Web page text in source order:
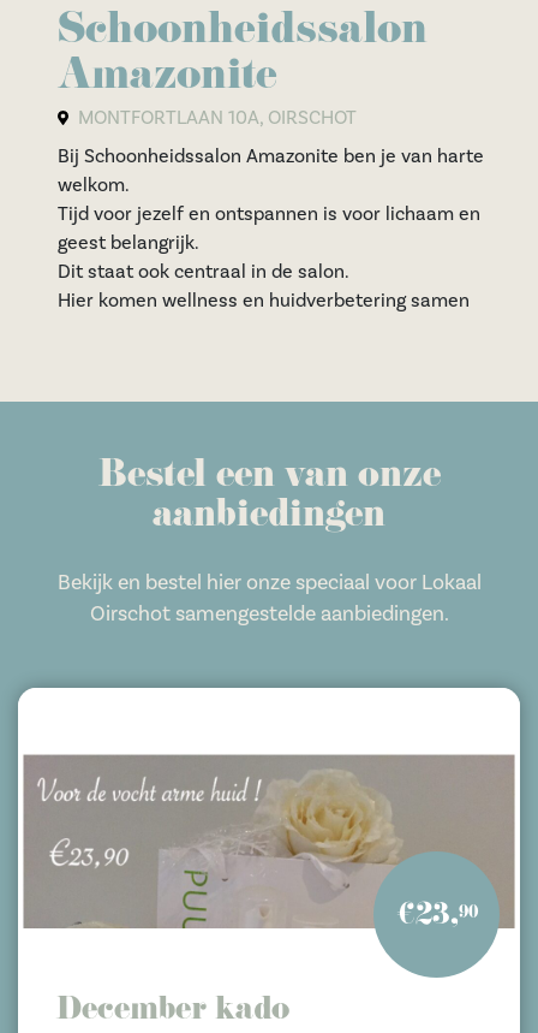
Schoonheidssalon
Amazonite
MONTFORTLAAN 10A, OIRSCHOT
Bij Schoonheidssalon Amazonite ben je van harte
welkom.
Tijd voor jezelf en ontspannen is voor lichaam en
geest belangrijk.
Dit staat ook centraal in de salon.
Hier komen wellness en huidverbetering samen
Bestel een van onze
aanbiedingen
Bekijk en bestel hier onze speciaal voor Lokaal
Oirschot samengestelde aanbiedingen.
€23,90
December kado